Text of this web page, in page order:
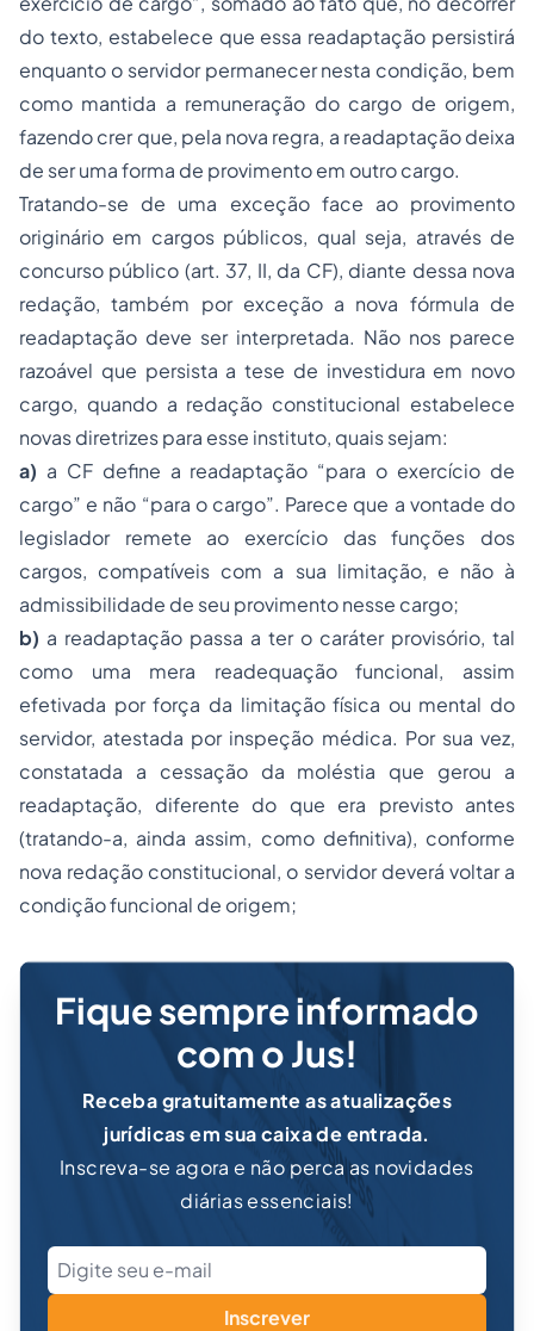
do texto, estabelece que essa readaptação persistirá
enquanto o servidor permanecer nesta condição, bem
como mantida a remuneração do cargo de origem,
fazendo crer que, pela nova regra, a readaptação deixa
de ser uma forma de provimento em outro cargo.
Tratando-se de uma exceção face ao provimento
originário em cargos públicos, qual seja, através de
concurso público (art. 37, II, da CF), diante dessa nova
redação, também por exceção a nova fórmula de
readaptação deve ser interpretada. Não nos parece
razoável que persista a tese de investidura em novo
cargo, quando a redação constitucional estabelece
novas diretrizes para esse instituto, quais sejam:
a) a CF define a readaptação “para o exercício de
cargo” e não “para o cargo”. Parece que a vontade do
legislador remete ao exercício das funções dos
cargos, compatíveis com a sua limitação, e não à
admissibilidade de seu provimento nesse cargo;
b) a readaptação passa a ter o caráter provisório, tal
como uma mera readequação funcional, assim
efetivada por força da limitação física ou mental do
servidor, atestada por inspeção médica. Por sua vez,
constatada a cessação da moléstia que gerou a
readaptação, diferente do que era previsto antes
(tratando-a, ainda assim, como definitiva), conforme
nova redação constitucional, o servidor deverá voltar a
condição funcional de origem;
Fique sempre informado
com o Jus!
Receba gratuitamente as atualizações
jurídicas em sua caixa de entrada.
Inscreva-se agora e não perca as novidades
diárias essenciais!
Inscrever